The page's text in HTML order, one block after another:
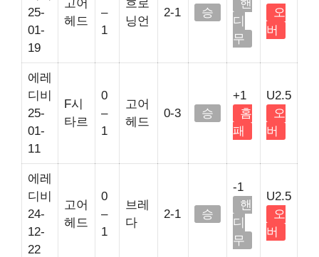
25-
01-
19
고어
헤드
–
1
흐로
닝언
2-1 승
핸
디
무
오
버
에레
디비
25-
01-
11
F시
타르
0
–
1
고어
헤드
0-3 승
+1
홈
패
U2.5
오
버
에레
디비
24-
12-
22
고어
헤드
0
–
1
브레
다
2-1 승
-1
핸
디
무
U2.5
오
버